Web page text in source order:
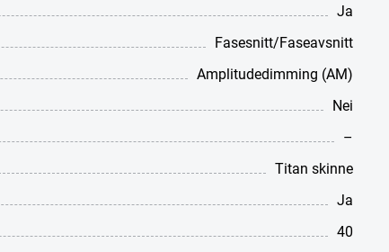
Ja
Fasesnitt/Faseavsnitt
Amplitudedimming (AM)
Nei
–
Titan skinne
Ja
40